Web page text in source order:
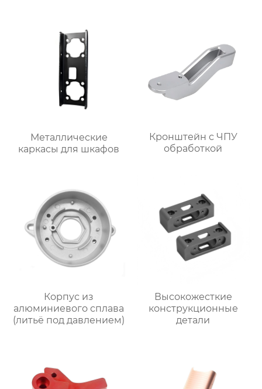
Металлические
каркасы для шкафов
Кронштейн с ЧПУ
обработкой
Корпус из
алюминиевого сплава
(литьё под давлением)
Высокожесткие
конструкционные
детали